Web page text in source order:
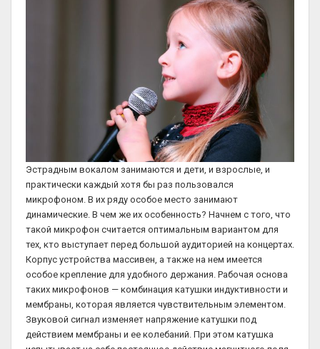
Эстрадным вокалом занимаются и дети, и взрослые, и
практически каждый хотя бы раз пользовался
микрофоном. В их ряду особое место занимают
динамические. В чем же их особенность? Начнем с того, что
такой микрофон считается оптимальным вариантом для
тех, кто выступает перед большой аудиторией на концертах.
Корпус устройства массивен, а также на нем имеется
особое крепление для удобного держания. Рабочая основа
таких микрофонов — комбинация катушки индуктивности и
мембраны, которая является чувствительным элементом.
Звуковой сигнал изменяет напряжение катушки под
действием мембраны и ее колебаний. При этом катушка